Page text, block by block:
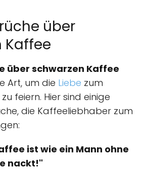
über
Kaffee
über schwarzen Kaffee
Art, um die Liebe zum
feiern. Hier sind einige
die Kaffeeliebhaber zum
ist wie ein Mann ohne
nackt!"